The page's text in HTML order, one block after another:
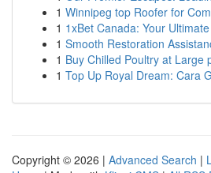
1 Winnipeg top Roofer for
1 1xBet Canada: Your
1 Smooth Restoration
1 Buy Chilled Poultry at Large
1 Top Up Royal Dream: Cara
Copyright © 2026 | Advanced Search |